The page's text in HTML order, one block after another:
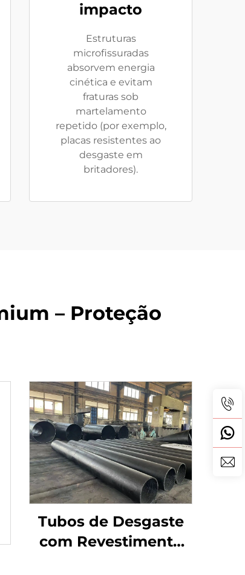
impacto
Estruturas
microfissuradas
absorvem energia
cinética e evitam
fraturas sob
martelamento
repetido (por exemplo,
placas resistentes ao
desgaste em
britadores).
– Proteção
Tubos de Desgaste
com Revestimento